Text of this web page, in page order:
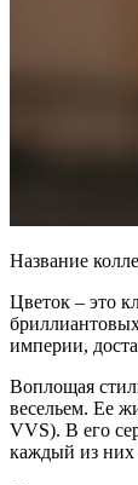
Название
Цветок – это
империи,
Воплощая
весельем. Ее
VVS). В его
каждый из них